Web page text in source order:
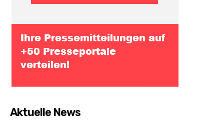
Aktuelle News